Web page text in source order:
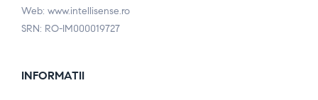
Web: www.intellisense.ro
SRN: RO-IM000019727
INFORMATII